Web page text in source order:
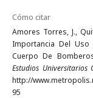
Cómo citar
Amores Torres, J.,
Importancia Del Uso
Cuerpo De
Estudios Universitarios
http://
95